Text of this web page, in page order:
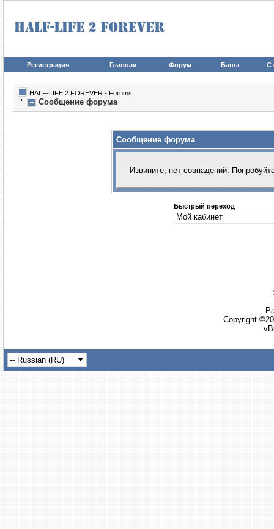
Регистрация Главная Форум Баны
HALF-LIFE 2 FOREVER - Forums
Сообщение форума
Сообщение форума
Извините, нет совпадений.
Быстрый переход
Copyright